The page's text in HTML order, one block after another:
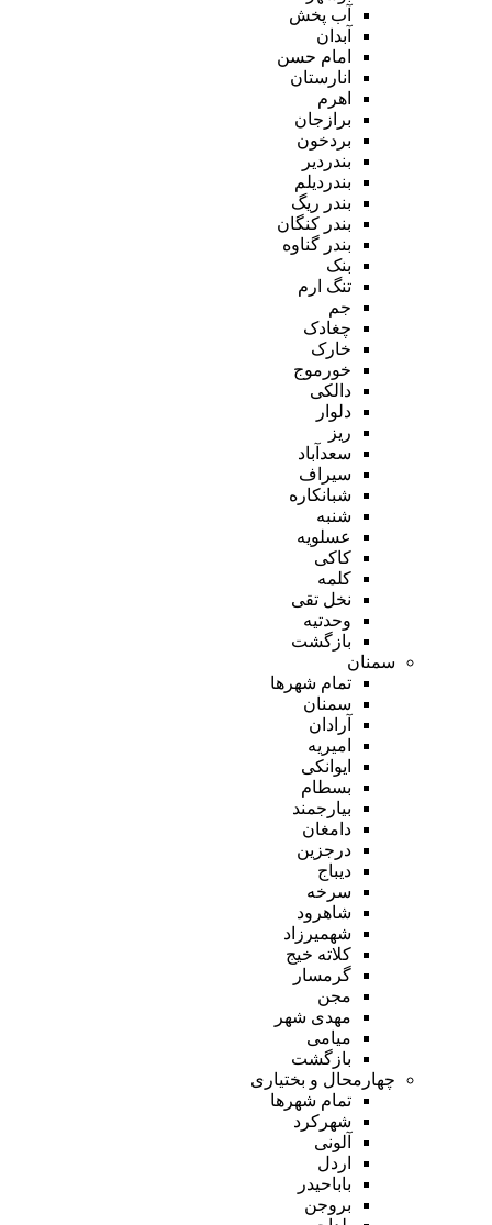
آب پخش
آبدان
امام حسن
انارستان
اهرم
برازجان
بردخون
بندردیر
بندردیلم
بندر ریگ
بندر کنگان
بندر گناوه
بنک
تنگ ارم
جم
چغادک
خارک
خورموج
دالکی
دلوار
ریز
سعدآباد
سیراف
شبانکاره
شنبه
عسلویه
کاکی
کلمه
نخل تقی
وحدتیه
بازگشت
سمنان
تمام شهر‌ها
سمنان
آرادان
امیریه
ایوانکی
بسطام
بیارجمند
دامغان
درجزین
دیباج
سرخه
شاهرود
شهمیرزاد
کلاته خیج
گرمسار
مجن
مهدی شهر
میامی
بازگشت
چهارمحال و بختیاری
تمام شهر‌ها
شهرکرد
آلونی
اردل
باباحیدر
بروجن